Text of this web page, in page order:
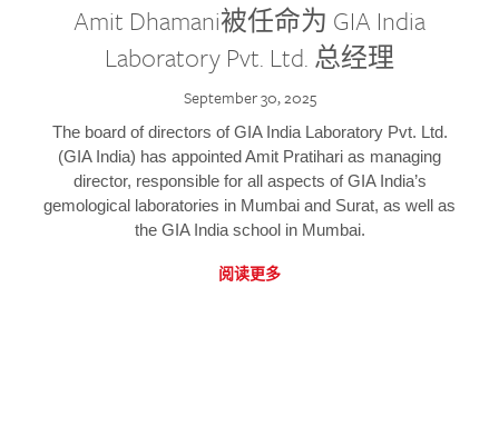
Amit Dhamani被任命为 GIA India
Laboratory Pvt. Ltd. 总经理
September 30, 2025
The board of directors of GIA India Laboratory Pvt. Ltd.
(GIA India) has appointed Amit Pratihari as managing
director, responsible for all aspects of GIA India’s
gemological laboratories in Mumbai and Surat, as well as
the GIA India school in Mumbai.
阅读更多